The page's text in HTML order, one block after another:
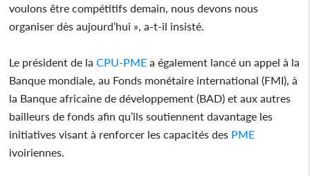
voulons être compétitifs demain, nous devons nous
organiser dès aujourd’hui », a-t-il insisté.
Le président de laCPU-PME a également lancé un appel à la
Banque mondiale, au Fonds monétaire international (FMI), à
la Banque africaine de développement (BAD) et aux autres
bailleurs de fonds afin qu’ils soutiennent davantage les
initiatives visant à renforcer les capacités des PME
ivoiriennes.